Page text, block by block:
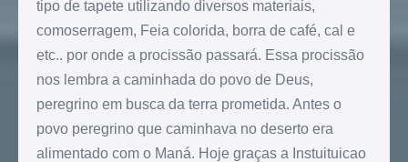
tipo de tapete utilizando diversos materiais,
comoserragem, Feia colorida, borra de café, cal e
etc.. por onde a procissão passará. Essa procissão
nos lembra a caminhada do povo de Deus,
peregrino em busca da terra prometida. Antes o
povo peregrino que caminhava no deserto era
alimentado com o Maná. Hoje graças a Instuituicao